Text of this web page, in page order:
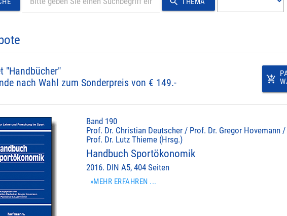
"Handbücher"
nach Wahl zum Sonderpreis von € 149.-
add_shopping_cart
Band 190
Prof. Dr. Christian Deutscher / Prof. Dr. Gregor Hovemann
Prof. Dr. Lutz Thieme (Hrsg.)
Handbuch Sportökonomik
2016. DIN A5, 404 Seiten
»MEHR ERFAHREN ...